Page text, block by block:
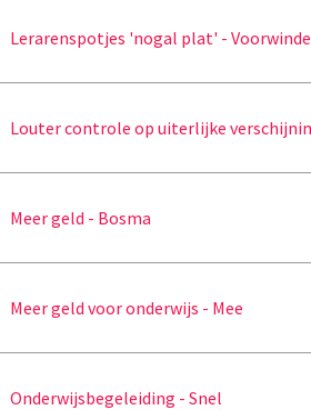
Lerarenspotjes 'nogal plat' -
Louter controle op uiterlijke
Meer geld - Bosma
Meer geld voor onderwijs - Mee
Onderwijsbegeleiding - Snel